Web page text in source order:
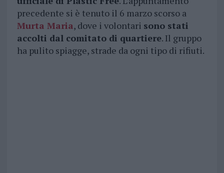
precedente si è tenuto il 6 marzo scorso a
Murta Maria, dove i volontari sono stati
accolti dal comitato di quartiere. Il gruppo
ha pulito spiagge, strade da ogni tipo di rifiuti.